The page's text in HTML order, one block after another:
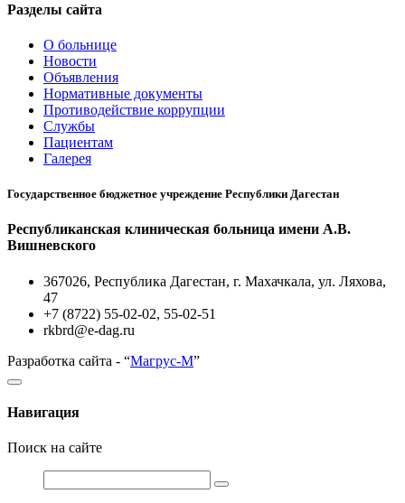
Разделы сайта
О больнице
Новости
Объявления
Нормативные документы
Противодействие коррупции
Службы
Пациентам
Галерея
Государственное бюджетное учреждение Республики Дагестан
Республиканская клиническая больница имени А.В.
Вишневского
367026, Республика Дагестан, г. Махачкала, ул. Ляхова,
47
+7 (8722) 55-02-02, 55-02-51
rkbrd@e-dag.ru
Разработка сайта - “Магрус-М”
Навигация
Поиск на сайте